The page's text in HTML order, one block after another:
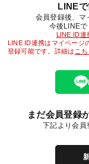
LINEで
会員登録後、マ
今後LINEで
LINE ID連
LINE ID連携はマイページ
登録可能です。詳細は こち
まだ会員登録
下記より会員